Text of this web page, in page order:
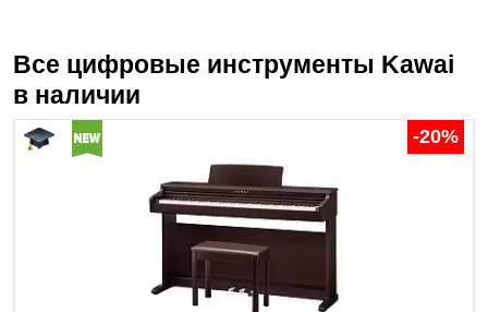
Все цифровые инструменты Kawai
в наличии
-20%